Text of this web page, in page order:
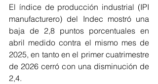
El índice de producción industrial (IPI
manufacturero) del Indec mostró una
baja de 2,8 puntos porcentuales en
abril medido contra el mismo mes de
2025, en tanto en el primer cuatrimestre
de 2026 cerró con una disminución de
2,4.